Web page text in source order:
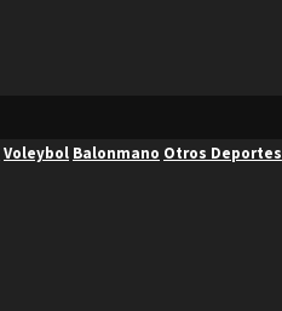
Voleybol Balonmano Otros Deportes